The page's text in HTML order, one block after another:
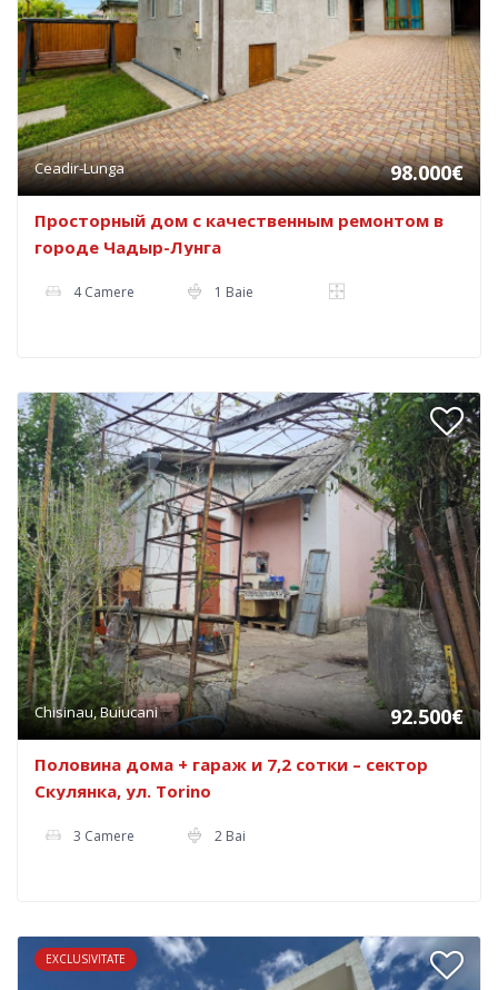
Ceadir-Lunga 98.000€
Просторный дом с качественным ремонтом в
городе Чадыр-Лунга
4 Camere 1 Baie
Chisinau, Buiucani 92.500€
Половина дома + гараж и 7,2 сотки – сектор
Скулянка, ул. Torino
3 Camere 2 Bai
EXCLUSIVITATE